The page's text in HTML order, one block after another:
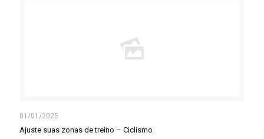
01/01/2025
Ajuste suas zonas de treino – Ciclismo